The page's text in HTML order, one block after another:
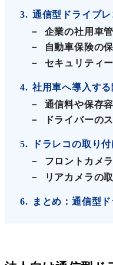
3
通信型ドライブ
企業の社用車
自動車保険の
セキュリティ
4
社用車へ導入す
通信料や保存
ドライバーの
5
ドラレコの取り
フロントカメ
リアカメラの
6 まとめ：通信型